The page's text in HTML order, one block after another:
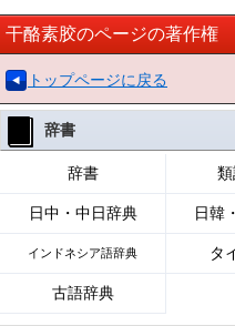
干酪素胶のページの著作権
トップページに戻る
辞書
辞書
日中・中日辞典 日韓
インドネシア語辞典 タ
古語辞典